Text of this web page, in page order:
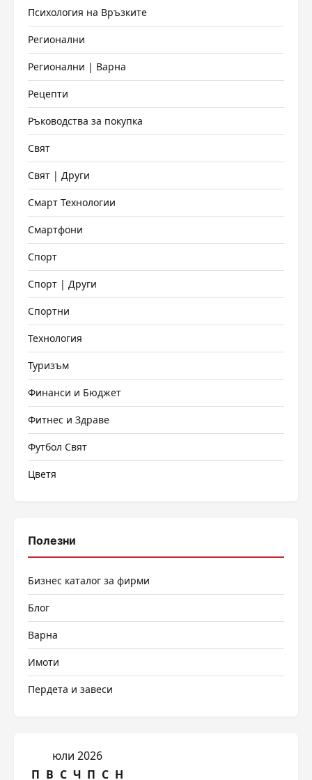
Психология на Връзките
Регионални
Регионални | Варна
Рецепти
Ръководства за покупка
Свят
Свят | Други
Смарт Технологии
Смартфони
Спорт
Спорт | Други
Спортни
Технология
Туризъм
Финанси и Бюджет
Фитнес и Здраве
Футбол Свят
Цветя
Полезни
Бизнес каталог за фирми
Блог
Варна
Имоти
Пердета и завеси
юли 2026
П В С Ч П С Н